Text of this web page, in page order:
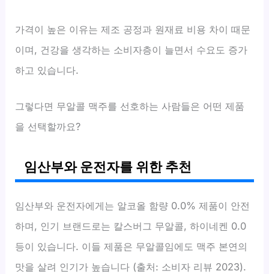
가격이 높은 이유는 제조 공정과 원재료 비용 차이 때문
이며, 건강을 생각하는 소비자층이 늘면서 수요도 증가
하고 있습니다.
그렇다면 무알콜 맥주를 선호하는 사람들은 어떤 제품
을 선택할까요?
임산부와 운전자를 위한 추천
임산부와 운전자에게는 알코올 함량 0.0% 제품이 안전
하며, 인기 브랜드로는 칼스버그 무알콜, 하이네켄 0.0
등이 있습니다. 이들 제품은 무알콜임에도 맥주 본연의
맛을 살려 인기가 높습니다 (출처: 소비자 리뷰 2023).